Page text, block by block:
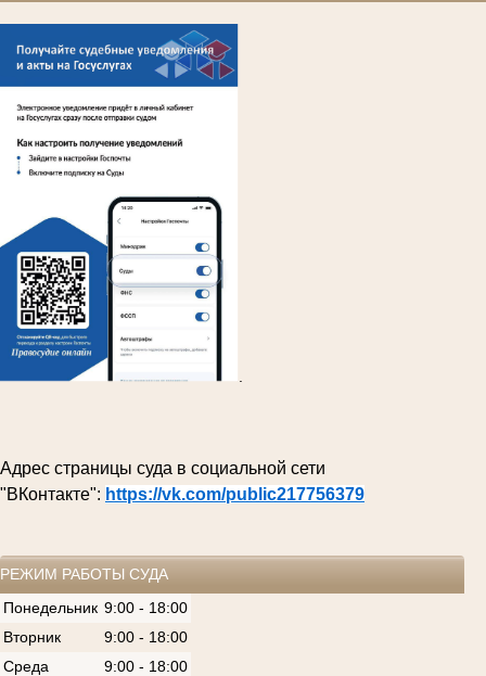
Адрес страницы суда в социальной сети
"ВКонтакте": https://vk.com/public217756379
РЕЖИМ РАБОТЫ СУДА
Понедельник 9:00 - 18:00
Вторник
9:00 - 18:00
Среда
9:00 - 18:00